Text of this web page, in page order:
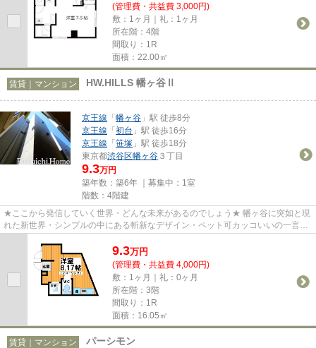
(管理費・共益費 3,000円)
敷：1ヶ月｜礼：1ヶ月
所在階：4階
間取り：1R
面積：22.00㎡
賃貸｜マンション HW.HILLS 幡ヶ谷Ⅱ
京王線 「幡ヶ谷 」駅 徒歩8分
京王線 「初台 」駅 徒歩16分
京王線 「笹塚 」駅 徒歩18分
東京都渋谷区幡ヶ谷 ３丁目
9.3万円
築年数：築6年 ｜募集中： 1室
階数：4階建
★ここから発信していく世界・どんな未来があるのでしょう★ 幡ヶ谷に突如と現
れた新世界・シンプルの中にある斬新なデザイン・ペット可カッコいいの一言で
表せない世界にあなたをいざな...
9.3万円
(管理費・共益費 4,000円)
敷：1ヶ月｜礼：0ヶ月
所在階：3階
間取り：1R
面積：16.05㎡
賃貸｜マンション パーシモン